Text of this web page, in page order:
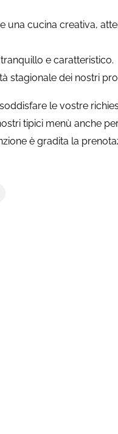
una cucina creativa,
e caratteristico.
stagionale dei nostri
le vostre
tipici menù anche
è gradita la